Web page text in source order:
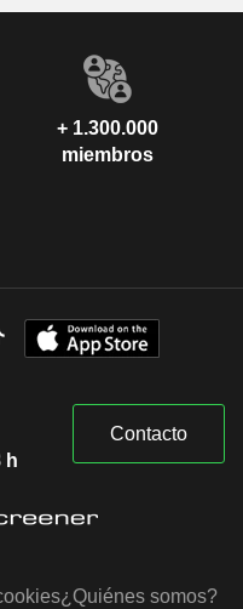
+ 1.300.000
miembros
h
Contacto
¿Quiénes somos?